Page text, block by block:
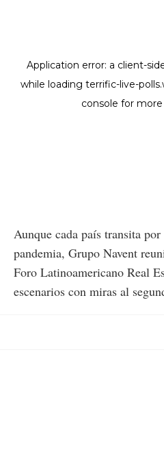
Aunque cada país transita
pandemia, Grupo Navent
Foro Latinoamericano Real
escenarios con miras al